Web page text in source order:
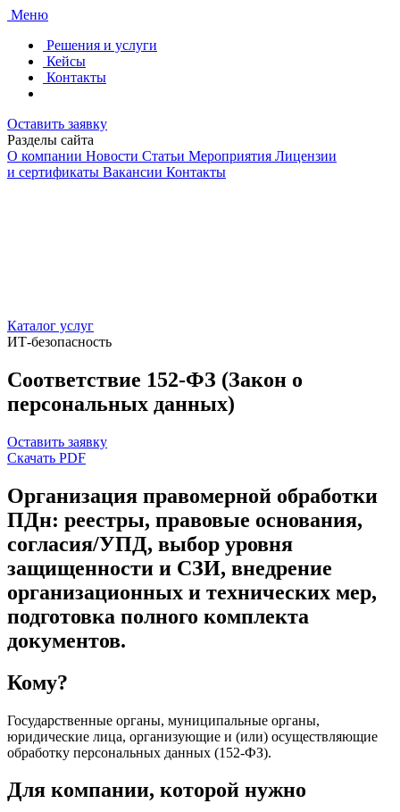
Меню
Решения и услуги
Кейсы
Контакты
Оставить заявку
Разделы сайта
О компании Новости Статьи Мероприятия Лицензии
и сертификаты Вакансии Контакты
Каталог услуг
ИТ-безопасность
Соответствие 152‑ФЗ (Закон о
персональных данных)
Оставить заявку
Скачать PDF
Организация правомерной обработки
ПДн: реестры, правовые основания,
согласия/УПД, выбор уровня
защищенности и СЗИ, внедрение
организационных и технических мер,
подготовка полного комплекта
документов.
Кому?
Государственные органы, муниципальные органы,
юридические лица, организующие и (или) осуществляющие
обработку персональных данных (152-ФЗ).
Для компании, которой нужно